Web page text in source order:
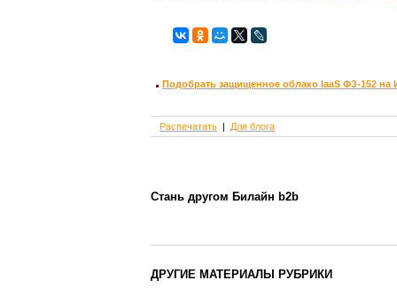
Подобрать защищенное облако IaaS ФЗ-152 на
Распечатать Для блога
Стань другом Билайн b2b
ДРУГИЕ МАТЕРИАЛЫ РУБРИКИ